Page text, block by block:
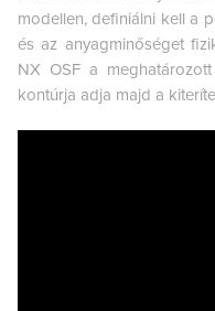
modellen, definiálni kell a
és az anyagminőséget
NX OSF a
kontúrja adja majd a